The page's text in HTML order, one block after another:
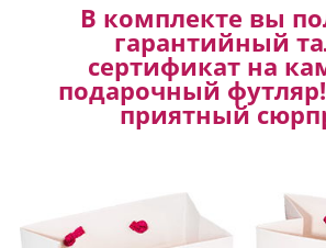
В комплекте вы
гарантийный
сертификат на
подарочный
приятный